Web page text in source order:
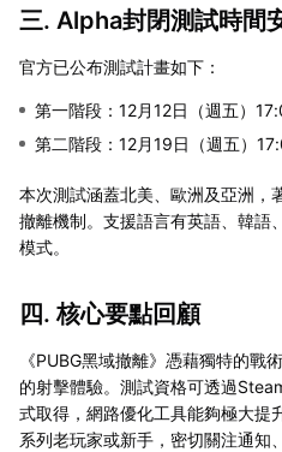
三. Alpha封閉測試時間
官方已公布測試計畫如下：
第一階段：12月12日（週五）
第二階段：12月19日（週五）
本次測試涵蓋北美、歐洲及亞洲，
撤離機制。支援語言有英語、韓語
模式。
四. 核心要點回顧
《PUBG黑域撤離》憑藉獨特的戰
的射擊體驗。測試資格可透過
式取得，網路優化工具能夠極大提
系列老玩家或新手，密切關注通知